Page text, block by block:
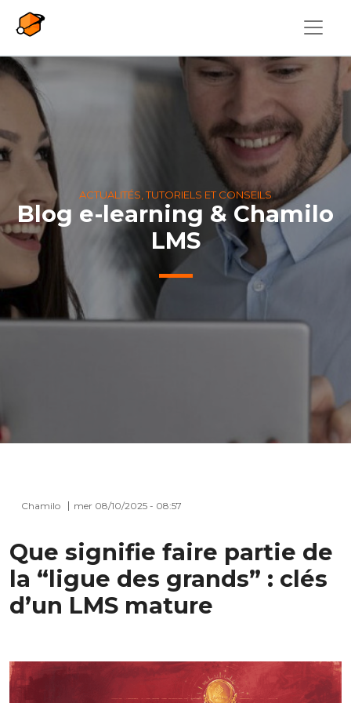
ACTUALITÉS, TUTORIELS ET CONSEILS
Blog e-learning & Chamilo
LMS
Chamilo mer 08/10/2025 - 08:57
Que signifie faire partie de
la “ligue des grands” : clés
d’un LMS mature